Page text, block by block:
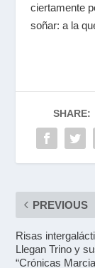
ciertamente
soñar: a la
SHARE:
PREVIOUS
Risas
Llegan Trino y
“Crónicas